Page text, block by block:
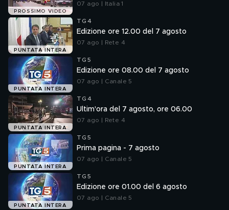
PROSSIMO VIDEO
07 ago | Italia 1
PUNTATA INTERA
TG4
Edizione ore 12.00 del 7 agosto
07 ago | Rete 4
PUNTATA INTERA
TG5
Edizione ore 08.00 del 7 agosto
07 ago | Canale 5
PUNTATA INTERA
TG4
Ultim'ora del 7 agosto, ore 06.00
07 ago | Rete 4
PUNTATA INTERA
TG5
Prima pagina - 7 agosto
07 ago | Canale 5
PUNTATA INTERA
TG5
Edizione ore 01.00 del 6 agosto
07 ago | Canale 5